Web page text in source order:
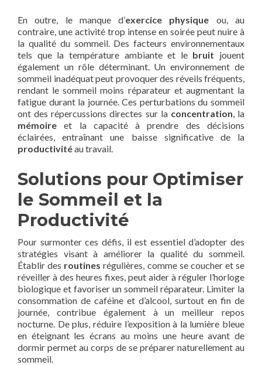
En outre, le manque d’exercice physique ou, au
contraire, une activité trop intense en soirée peut nuire à
la qualité du sommeil. Des facteurs environnementaux
tels que la température ambiante et le bruit jouent
également un rôle déterminant. Un environnement de
sommeil inadéquat peut provoquer des réveils fréquents,
rendant le sommeil moins réparateur et augmentant la
fatigue durant la journée. Ces perturbations du sommeil
ont des répercussions directes sur la concentration , la
mémoire et la capacité à prendre des décisions
éclairées, entraînant une baisse significative de la
productivitéau travail.
Solutions pour Optimiser
le Sommeil et la
Productivité
Pour surmonter ces défis, il est essentiel d’adopter des
stratégies visant à améliorer la qualité du sommeil.
Établir des routines régulières, comme se coucher et se
réveiller à des heures fixes, peut aider à réguler l’horloge
biologique et favoriser un sommeil réparateur. Limiter la
consommation de caféine et d’alcool, surtout en fin de
journée, contribue également à un meilleur repos
nocturne. De plus, réduire l’exposition à la lumière bleue
en éteignant les écrans au moins une heure avant de
dormir permet au corps de se préparer naturellement au
sommeil.